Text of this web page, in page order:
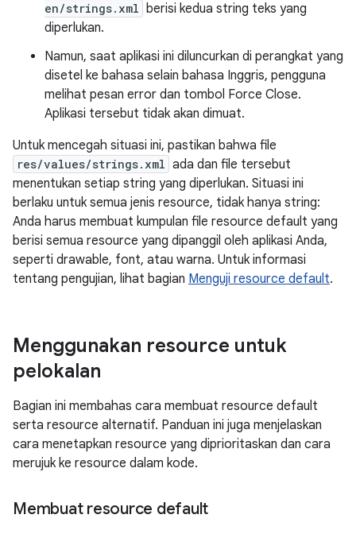
en/strings.xml berisi kedua string teks yang
diperlukan.
Namun, saat aplikasi ini diluncurkan di perangkat yang
disetel ke bahasa selain bahasa Inggris, pengguna
melihat pesan error dan tombol Force Close.
Aplikasi tersebut tidak akan dimuat.
Untuk mencegah situasi ini, pastikan bahwa file
res/values/strings.xml ada dan file tersebut
menentukan setiap string yang diperlukan. Situasi ini
berlaku untuk semua jenis resource, tidak hanya string:
Anda harus membuat kumpulan file resource default yang
berisi semua resource yang dipanggil oleh aplikasi Anda,
seperti drawable, font, atau warna. Untuk informasi
tentang pengujian, lihat bagian Menguji resource default.
Menggunakan resource untuk
pelokalan
Bagian ini membahas cara membuat resource default
serta resource alternatif. Panduan ini juga menjelaskan
cara menetapkan resource yang diprioritaskan dan cara
merujuk ke resource dalam kode.
Membuat resource default